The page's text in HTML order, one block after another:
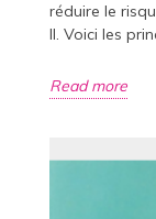
réduire le
II. Voici les
Read more